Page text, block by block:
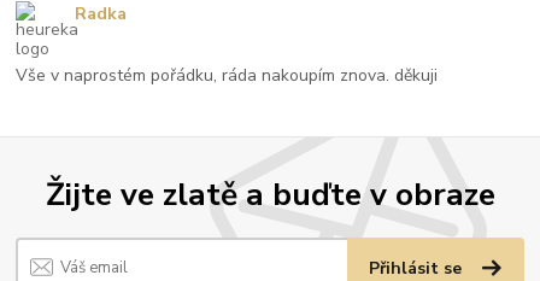
Žijte ve zlatě a buďte v obraze
Přihlásit se
Vše v naprostém pořádku, ráda nakoupím znova. děkuji
Radka